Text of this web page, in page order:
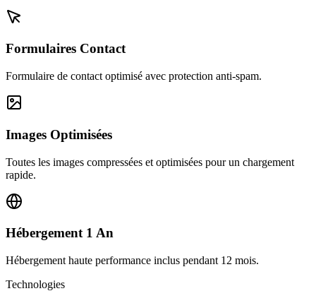
Formulaires Contact
Formulaire de contact optimisé avec protection anti-spam.
Images Optimisées
Toutes les images compressées et optimisées pour un chargement
rapide.
Hébergement 1 An
Hébergement haute performance inclus pendant 12 mois.
Technologies